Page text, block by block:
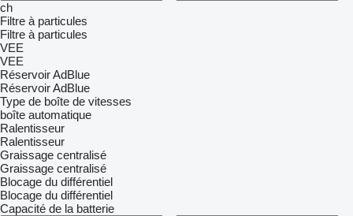
ch
Filtre à particules
Filtre à particules
VEE
VEE
Réservoir AdBlue
Réservoir AdBlue
Type de boîte de vitesses
boîte automatique
Ralentisseur
Ralentisseur
Graissage centralisé
Graissage centralisé
Blocage du différentiel
Blocage du différentiel
Capacité de la batterie